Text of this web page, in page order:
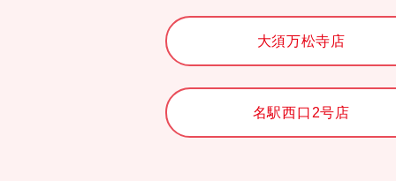
大須万松寺店
名駅西口2号店